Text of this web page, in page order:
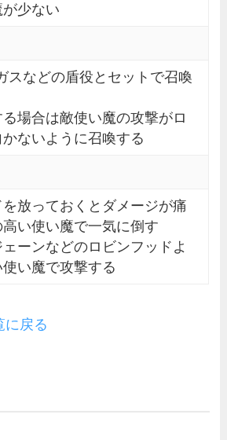
が少ない
スなどの盾役とセットで召喚
る場合は敵使い魔の攻撃がロ
ないように召喚する
を放っておくとダメージが痛
い使い魔で一気に倒す
ェーンなどのロビンフッドよ
い魔で攻撃する
に戻る